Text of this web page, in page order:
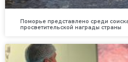
Поморье представлено среди
просветительской награды страны